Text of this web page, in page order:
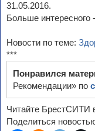
31.05.2016.
Больше интересного
Новости по теме:
***
Понравился
Рекомендации» по
Читайте БрестСИТИ
Поделиться